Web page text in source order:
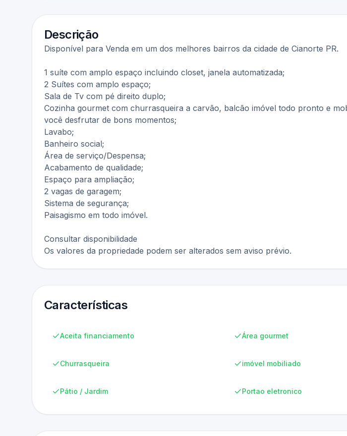
Descrição
Disponível para Venda em um dos melhores bairros da cidade de Cianorte PR.
1 suíte com amplo espaço incluindo closet, janela automatizada;
2 Suítes com amplo espaço;
Sala de Tv com pé direito duplo;
Cozinha gourmet com churrasqueira a carvão, balcão imóvel todo pronto e
você desfrutar de bons momentos;
Lavabo;
Banheiro social;
Área de serviço/Despensa;
Acabamento de qualidade;
Espaço para ampliação;
2 vagas de garagem;
Sistema de segurança;
Paisagismo em todo imóvel.
Consultar disponibilidade
Os valores da propriedade podem ser alterados sem aviso prévio.
Características
Aceita financiamento Área gourmet
Churrasqueira imóvel mobiliado
Pátio / Jardim Portao eletronico